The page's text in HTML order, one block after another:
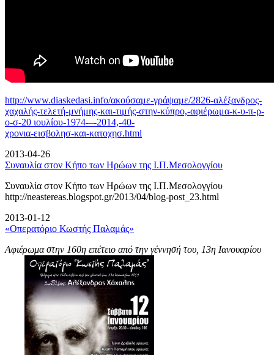
http://www.diaskedasi.info/ακούσαμε-γράψαμε/2826-αλέξανδρος-
χαχαλής-τελετή-μνήμης-και-τιμής-στην-κύπρο,-αφιέρωμα-κ-υ-π-ρ-
ο-σ-20 ιουλίου-1974-–-2014,-40-
χρονια-εισβολησ-και-κατοχησ.html
2013-04-26
Συναυλία στον Κήπο των Ηρώων της Ι.Π.Μεσολογγίου
Συναυλία στον Κήπο των Ηρώων της Ι.Π.Μεσολογγίου
http://neastereas.blogspot.gr/2013/04/blog-post_23.html
2013-01-12
«Οπερατόριο Κωστής Παλαμάς»
Αφιέρωμα στην 160η επέτειο από την γέννησή του, 13η Ιανουαρίου